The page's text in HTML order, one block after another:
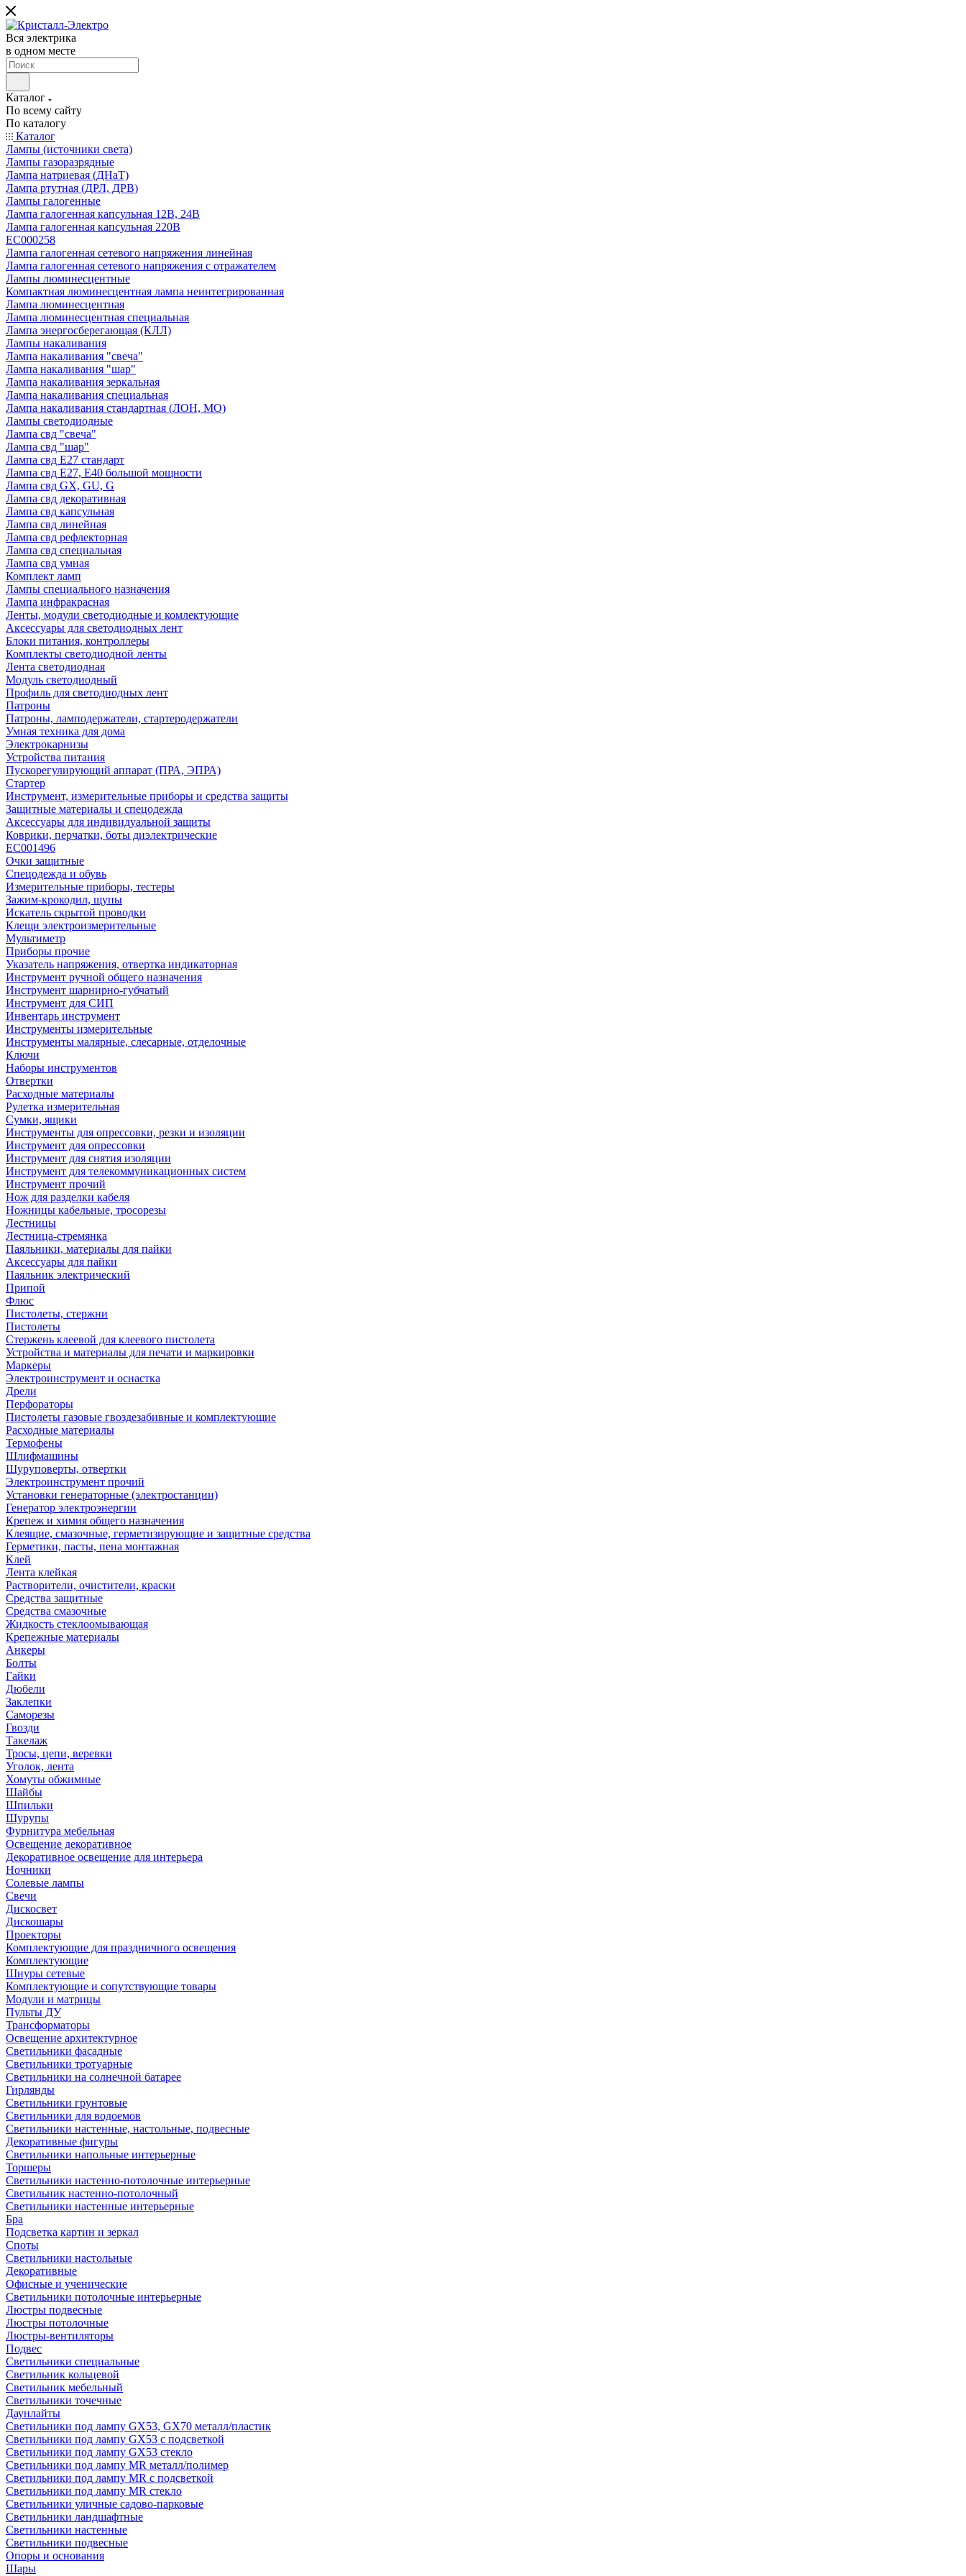
Вся электрика
в одном месте
Каталог
По всему сайту
По каталогу
Каталог
Лампы (источники света)
Лампы газоразрядные
Лампа натриевая (ДНаТ)
Лампа ртутная (ДРЛ, ДРВ)
Лампы галогенные
Лампа галогенная капсульная 12В, 24В
Лампа галогенная капсульная 220В
EC000258
Лампа галогенная сетевого напряжения линейная
Лампа галогенная сетевого напряжения с отражателем
Лампы люминесцентные
Компактная люминесцентная лампа неинтегрированная
Лампа люминесцентная
Лампа люминесцентная специальная
Лампа энергосберегающая (КЛЛ)
Лампы накаливания
Лампа накаливания "свеча"
Лампа накаливания "шар"
Лампа накаливания зеркальная
Лампа накаливания специальная
Лампа накаливания стандартная (ЛОН, МО)
Лампы светодиодные
Лампа свд "свеча"
Лампа свд "шар"
Лампа свд E27 стандарт
Лампа свд E27, Е40 большой мощности
Лампа свд GX, GU, G
Лампа свд декоративная
Лампа свд капсульная
Лампа свд линейная
Лампа свд рефлекторная
Лампа свд специальная
Лампа свд умная
Комплект ламп
Лампы специального назначения
Лампа инфракрасная
Ленты, модули светодиодные и комлектующие
Аксессуары для светодиодных лент
Блоки питания, контроллеры
Комплекты светодиодной ленты
Лента светодиодная
Модуль светодиодный
Профиль для светодиодных лент
Патроны
Патроны, ламподержатели, стартеродержатели
Умная техника для дома
Электрокарнизы
Устройства питания
Пускорегулирующий аппарат (ПРА, ЭПРА)
Стартер
Инструмент, измерительные приборы и средства защиты
Защитные материалы и спецодежда
Аксессуары для индивидуальной защиты
Коврики, перчатки, боты диэлектрические
EC001496
Очки защитные
Спецодежда и обувь
Измерительные приборы, тестеры
Зажим-крокодил, щупы
Искатель скрытой проводки
Клещи электроизмерительные
Мультиметр
Приборы прочие
Указатель напряжения, отвертка индикаторная
Инструмент ручной общего назначения
Инструмент шарнирно-губчатый
Инструмент для СИП
Инвентарь инструмент
Инструменты измерительные
Инструменты малярные, слесарные, отделочные
Ключи
Наборы инструментов
Отвертки
Расходные материалы
Рулетка измерительная
Сумки, ящики
Инструменты для опрессовки, резки и изоляции
Инструмент для опрессовки
Инструмент для снятия изоляции
Инструмент для телекоммуникационных систем
Инструмент прочий
Нож для разделки кабеля
Ножницы кабельные, тросорезы
Лестницы
Лестница-стремянка
Паяльники, материалы для пайки
Аксессуары для пайки
Паяльник электрический
Припой
Флюс
Пистолеты, стержни
Пистолеты
Стержень клеевой для клеевого пистолета
Устройства и материалы для печати и маркировки
Маркеры
Электроинструмент и оснастка
Дрели
Перфораторы
Пистолеты газовые гвоздезабивные и комплектующие
Расходные материалы
Термофены
Шлифмашины
Шуруповерты, отвертки
Электроинструмент прочий
Установки генераторные (электростанции)
Генератор электроэнергии
Крепеж и химия общего назначения
Клеящие, смазочные, герметизирующие и защитные средства
Герметики, пасты, пена монтажная
Клей
Лента клейкая
Растворители, очистители, краски
Средства защитные
Средства смазочные
Жидкость стеклоомывающая
Крепежные материалы
Анкеры
Болты
Гайки
Дюбели
Заклепки
Саморезы
Гвозди
Такелаж
Тросы, цепи, веревки
Уголок, лента
Хомуты обжимные
Шайбы
Шпильки
Шурупы
Фурнитура мебельная
Освещение декоративное
Декоративное освещение для интерьера
Ночники
Солевые лампы
Свечи
Дискосвет
Дискошары
Проекторы
Комплектующие для праздничного освещения
Комплектующие
Шнуры сетевые
Комплектующие и сопутствующие товары
Модули и матрицы
Пульты ДУ
Трансформаторы
Освещение архитектурное
Светильники фасадные
Светильники тротуарные
Светильники на солнечной батарее
Гирлянды
Светильники грунтовые
Светильники для водоемов
Светильники настенные, настольные, подвесные
Декоративные фигуры
Светильники напольные интерьерные
Торшеры
Светильники настенно-потолочные интерьерные
Светильник настенно-потолочный
Светильники настенные интерьерные
Бра
Подсветка картин и зеркал
Споты
Светильники настольные
Декоративные
Офисные и ученические
Светильники потолочные интерьерные
Люстры подвесные
Люстры потолочные
Люстры-вентиляторы
Подвес
Светильники специальные
Светильник кольцевой
Светильник мебельный
Светильники точечные
Даунлайты
Светильники под лампу GX53, GX70 металл/пластик
Светильники под лампу GX53 с подсветкой
Светильники под лампу GX53 стекло
Светильники под лампу MR металл/полимер
Светильники под лампу MR с подсветкой
Светильники под лампу MR стекло
Светильники уличные садово-парковые
Светильники ландшафтные
Светильники настенные
Светильники подвесные
Опоры и основания
Шары